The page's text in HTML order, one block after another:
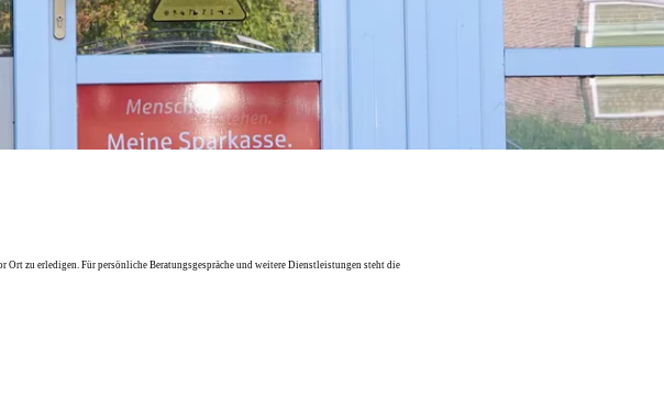
zu erledigen. Für persönliche Beratungsgespräche und weitere Dienstleistungen steht die